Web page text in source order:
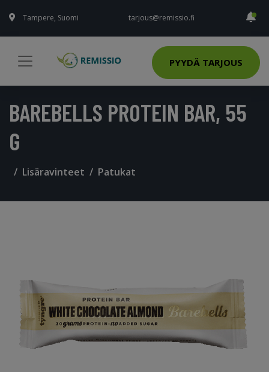
Tampere, Suomi tarjous@remissio.fi
PYYDÄ TARJOUS
BAREBELLS PROTEIN BAR, 55
G
Lisäravinteet Patukat